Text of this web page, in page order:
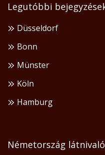
Legutóbbi
Düsseldorf
Bonn
Münster
Köln
Hamburg
Németország